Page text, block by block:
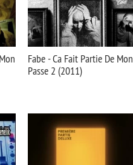
Fabe - Ca Fait Partie De Mon
Passe 2 (2011)